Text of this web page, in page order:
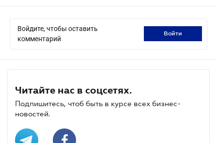
Войдите, чтобы оставить
комментарий
войти
Читайте нас в соцсетях.
Подпишитесь, чтоб быть в курсе всех бизнес-
новостей.